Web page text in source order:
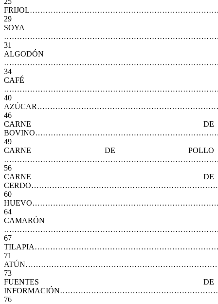
29
SOYA
31
ALGODÓN
34
CAFÉ
40
46
CARNE DE
49
CARNE DE POLLO
56
CARNE DE
60
64
CAMARÓN
67
71
73
FUENTES DE
76